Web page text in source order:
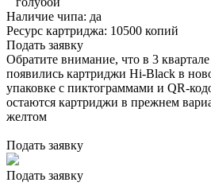
Наличие чипа: да
Ресурс картриджа: 10500 копий
Подать заявку
Обратите внимание, что в 3
появились картриджи Hi-Black в
упаковке с пиктограммами и QR-
остаются картриджи в прежнем
желтом
Подать заявку
Подать заявку